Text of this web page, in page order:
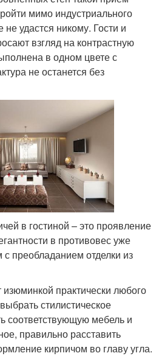
мимо индустриального
удастся никому. Гости и
взгляд на контрастную
в одном цвете с
не останется без
в гостиной – это проявление
в противовес уже
преобладанием отделки из
изюминкой практически любого
стилистическое
соответствующую мебель и
правильно расставить
кирпичом во главу угла.